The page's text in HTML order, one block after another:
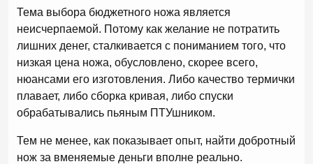
Тема выбора бюджетного ножа является
неисчерпаемой. Потому как желание не потратить
лишних денег, сталкивается с пониманием того, что
низкая цена ножа, обусловлено, скорее всего,
нюансами его изготовления. Либо качество термички
плавает, либо сборка кривая, либо спуски
обрабатывались пьяным ПТУшником.
Тем не менее, как показывает опыт, найти добротный
нож за вменяемые деньги вполне реально.